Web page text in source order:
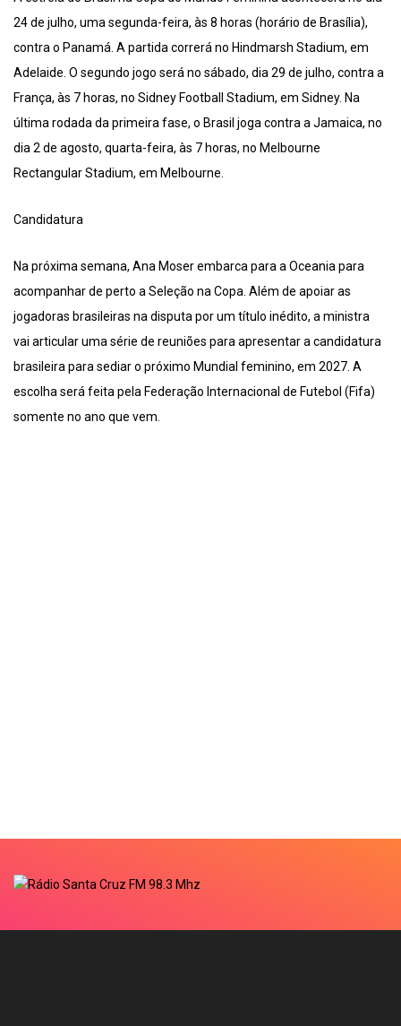
24 de julho, uma segunda-feira, às 8 horas (horário de Brasília),
contra o Panamá. A partida correrá no Hindmarsh Stadium, em
Adelaide. O segundo jogo será no sábado, dia 29 de julho, contra a
França, às 7 horas, no Sidney Football Stadium, em Sidney. Na
última rodada da primeira fase, o Brasil joga contra a Jamaica, no
dia 2 de agosto, quarta-feira, às 7 horas, no Melbourne
Rectangular Stadium, em Melbourne.
Candidatura
Na próxima semana, Ana Moser embarca para a Oceania para
acompanhar de perto a Seleção na Copa. Além de apoiar as
jogadoras brasileiras na disputa por um título inédito, a ministra
vai articular uma série de reuniões para apresentar a candidatura
brasileira para sediar o próximo Mundial feminino, em 2027. A
escolha será feita pela Federação Internacional de Futebol (Fifa)
somente no ano que vem.